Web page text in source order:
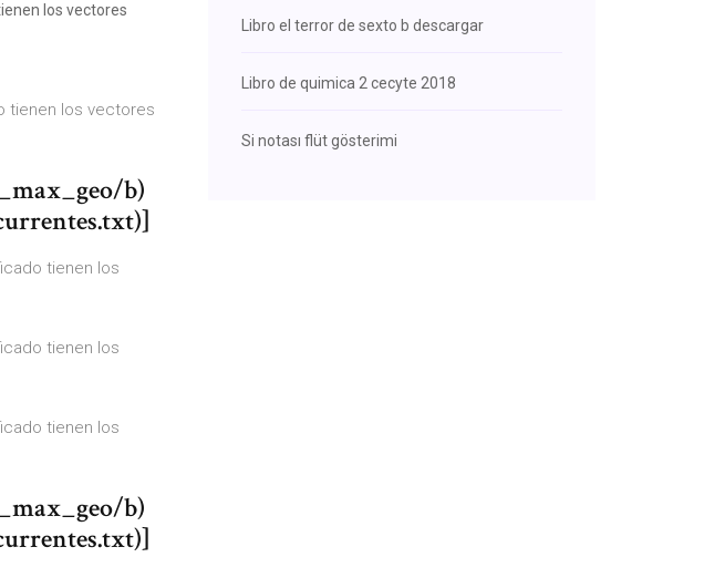
los vectores
tienen los vectores
b)
tienen los
tienen los
tienen los
b)
Libro el terror de sexto b descargar
Libro de quimica 2 cecyte 2018
Si notası flüt gösterimi